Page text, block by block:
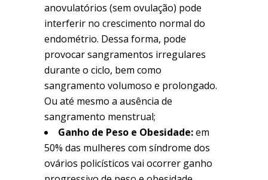
anovulatórios (sem ovulação) pode
interferir no crescimento normal do
endométrio. Dessa forma, pode
provocar sangramentos irregulares
durante o ciclo, bem como
sangramento volumoso e prolongado.
Ou até mesmo a ausência de
sangramento menstrual;
Ganho de Peso e Obesidade:em
50% das mulheres com síndrome dos
ovários policísticos vai ocorrer ganho